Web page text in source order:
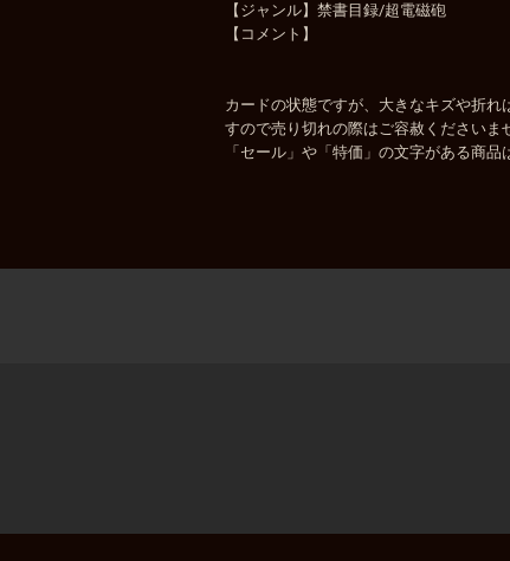
【ジャンル】禁書目録/超電磁砲
【コメント】
カードの状態ですが、大きなキズや折
すので売り切れの際はご容赦くださいま
「セール」や「特価」の文字がある商